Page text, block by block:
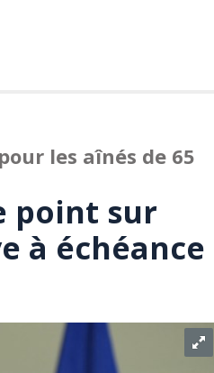
les aînés de 65
point sur
à échéance